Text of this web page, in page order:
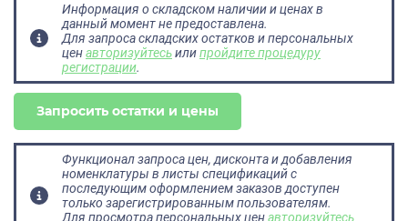
Информация о складском наличии и ценах в
данный момент не предоставлена.
Для запроса складских остатков и персональных
ценавторизуйтесьилипройдите процедуру
регистрации.
Запросить остатки и цены
Функционал запроса цен, дисконта и добавления
номенклатуры в листы спецификаций с
последующим оформлением заказов доступен
только зарегистрированным пользователям.
Для просмотра персональных ценавторизуйтесь